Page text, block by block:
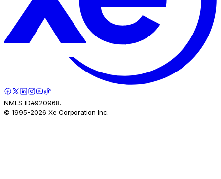
NMLS ID#920968.
© 1995-2026 Xe Corporation Inc.